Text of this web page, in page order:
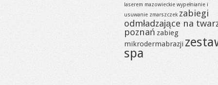
laserem mazowieckie wypełnianie i
usuwanie zmarszczek zabiegi
odmładzające na
poznań zabieg
mikrodermabrazji
spa